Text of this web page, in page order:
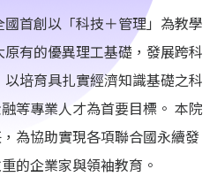
首創以「科技＋管理」為教學
有的優異理工基礎，發展跨科
培育具扎實經濟知識基礎之科
等專業人才為首要目標。 本院
為協助實現各項聯合國永續發
的企業家與領袖教育。